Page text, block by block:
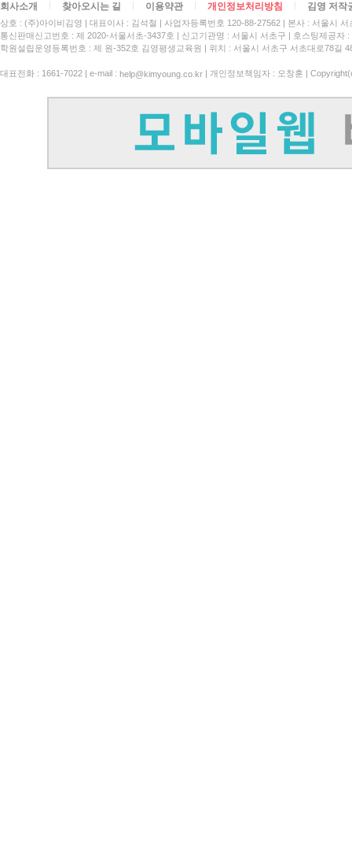
회사소개 찾아오시는 길 이용약관 개인정보처리방침 김영 저작
상호 : (주)아이비김영 대표이사 : 김석철 사업자등록번호 120-88-27562
본사 : 서울시
통신판매신고번호 : 제 2020-서울서초-3437호
신고기관명 : 서울시 서초구
호스팅제공자
학원설립운영등록번호 : 제 원-352호 김영평생교육원 | 위치 : 서울시 서초구 서초대로78길
대표전화 : 1661-7022 | e-mail : help@kimyoung.co.kr | 개인정보책임자 : 오창훈 |